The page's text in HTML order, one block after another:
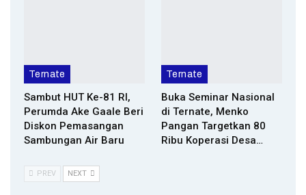
Ternate
Sambut HUT Ke-81 RI,
Perumda Ake Gaale Beri
Diskon Pemasangan
Sambungan Air Baru
Ternate
Buka Seminar Nasional
di Ternate, Menko
Pangan Targetkan 80
Ribu Koperasi Desa…
PREV NEXT